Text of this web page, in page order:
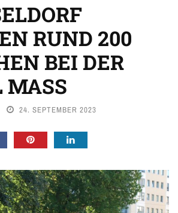
RUND 200
BEI DER
MASS
24. SEPTEMBER 2023